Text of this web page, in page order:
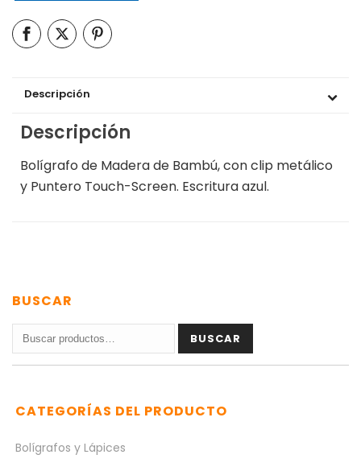
Descripción
Descripción
Bolígrafo de Madera de Bambú, con clip metálico
y Puntero Touch-Screen. Escritura azul.
BUSCAR
Buscar
por:
BUSCAR
CATEGORÍAS DEL PRODUCTO
Bolígrafos y Lápices